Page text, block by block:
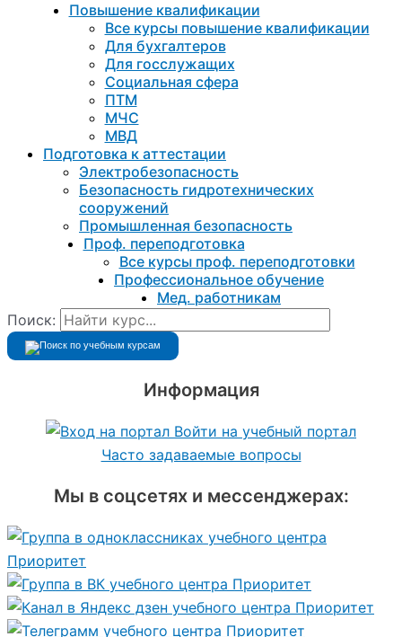
Повышение квалификации
Все курсы повышение квалификации
Для бухгалтеров
Для госслужащих
Социальная сфера
ПТМ
МЧС
МВД
Подготовка к aттестации
Электробезопасность
Безопасность гидротехнических
сооружений
Промышленная безопасность
Проф. переподготовка
Все курсы проф. переподготовки
Профессиональное обучение
Мед. работникам
Поиск:
Информация
Войти на учебный портал
Часто задаваемые вопросы
Мы в соцсетях и мессенджерах: